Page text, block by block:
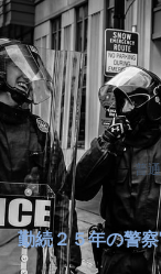
普
勤続２５年の警